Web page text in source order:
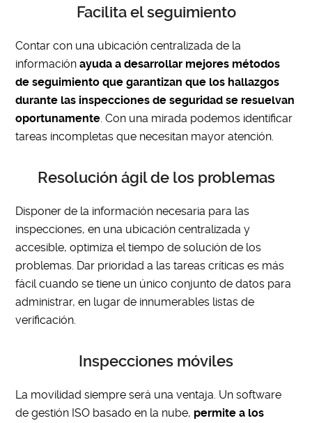
Facilita el seguimiento
Contar con una ubicación centralizada de la
informaciónayuda a desarrollar mejores métodos
de seguimiento que garantizan que los hallazgos
durante las inspecciones de seguridad se resuelvan
oportunamente . Con una mirada podemos identificar
tareas incompletas que necesitan mayor atención.
Resolución ágil de los problemas
Disponer de la información necesaria para las
inspecciones, en una ubicación centralizada y
accesible, optimiza el tiempo de solución de los
problemas. Dar prioridad a las tareas críticas es más
fácil cuando se tiene un único conjunto de datos para
administrar, en lugar de innumerables listas de
verificación.
Inspecciones móviles
La movilidad siempre será una ventaja. Un software
de gestión ISO basado en la nube, permite a los